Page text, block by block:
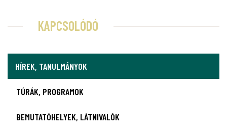
KAPCSOLÓDÓ
HÍREK, TANULMÁNYOK
TÚRÁK, PROGRAMOK
BEMUTATÓHELYEK, LÁTNIVALÓK